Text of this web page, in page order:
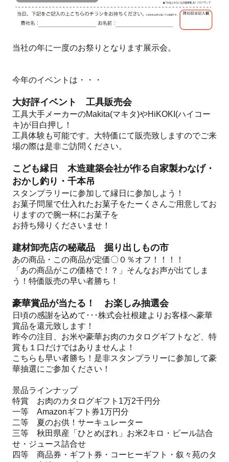
当社の年に一度のお祭りとなります展示会。
今年のイベントは・・・
大好評イベント 工具販売会
工具大手メーカーのMakita(マキタ)やHiKOKI(ハイコー
キ)が目白押し！
工具体験も可能です。大特価にて販売致しますのでご来
場の際は是非ご訪問ください。
こども縁日 木造建築会社が作る自家製わなげ・
おかし釣り・千本吊
スタンプラリーに参加して縁日に参加しよう！
お菓子問屋で仕入れたお菓子をたーくさんご用意してお
りますので腕一杯にお菓子を
お持ち帰りくださいませ！
建材卸売店の秘蔵品 掘り出しもの市
あの商品・この商品が定価〇０％オフ！！！！
「あの商品がこの価格で！？」そんなお声が出てしま
う！特価販売の早い者勝ち！
豪華賞品が当たる！ お楽しみ抽選会
日頃の感謝を込めて･･･株式会社根建よりお客様へ豪華
賞品を還元致します！
昨今の注目、お米や豪華お肉のカタログギフトなど、特
賞も１口だけではありませんよ！
こちらも早い者勝ち！是非スタンプラリーに参加して豪
華抽選にご参加ください！
景品ラインナップ
特賞 お肉のカタログギフト1万2千円分
一等 Amazonギフト券1万円分
二等 夏のお供！サーキュレーター
三等 秋田県産「ひとめぼれ」お米2キロ・ビール詰合
せ・ジュース詰合せ
四等 商品券・ギフト券・コーヒーギフト・叙々苑のタ